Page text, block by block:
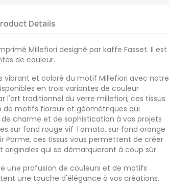
Details
Millefiori designé par kaffe Fasset. Il est
de couleur.
vibrant et coloré du motif Millefiori avec notre
en trois variantes de couleur
l'art traditionnel du verre millefiori, ces tissus
de motifs floraux et géométriques qui
charme et de sophistication à vos projets
sur fond rouge vif Tomato, sur fond orange
Parme, ces tissus vous permettent de créer
originales qui se démarqueront à coup sûr.
une profusion de couleurs et de motifs
une touche d'élégance à vos créations.